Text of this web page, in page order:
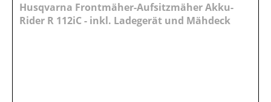
Husqvarna Frontmäher-Aufsitzmäher Akku-
Rider R 112iC - inkl. Ladegerät und Mähdeck